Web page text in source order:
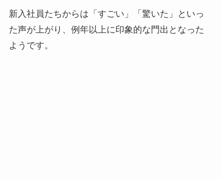
新入社員たちからは「すごい」「驚いた」といっ
た声が上がり、例年以上に印象的な門出となった
ようです。